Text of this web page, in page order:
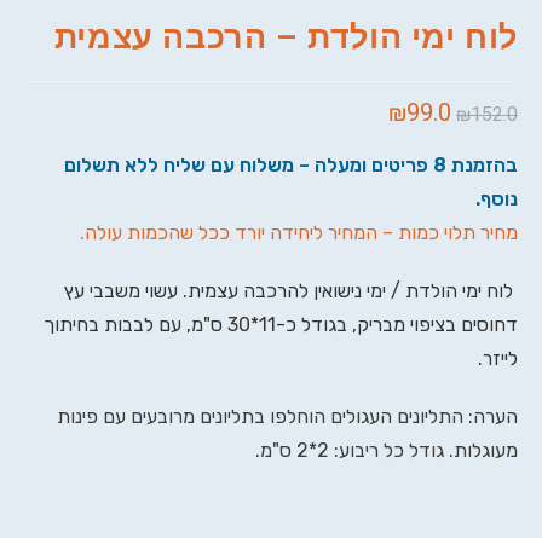
לוח ימי הולדת – הרכבה עצמית
₪152.0
₪99.0
בהזמנת 8 פריטים ומעלה – משלוח עם שליח ללא תשלום
נוסף.
מחיר תלוי כמות – המחיר ליחידה יורד ככל שהכמות עולה.
לוח ימי הולדת / ימי נישואין להרכבה עצמית. עשוי משבבי עץ
דחוסים בציפוי מבריק, בגודל כ-11*30 ס"מ, עם לבבות בחיתוך
לייזר.
הערה: התליונים העגולים הוחלפו בתליונים מרובעים עם פינות
מעוגלות. גודל כל ריבוע: 2*2 ס"מ.